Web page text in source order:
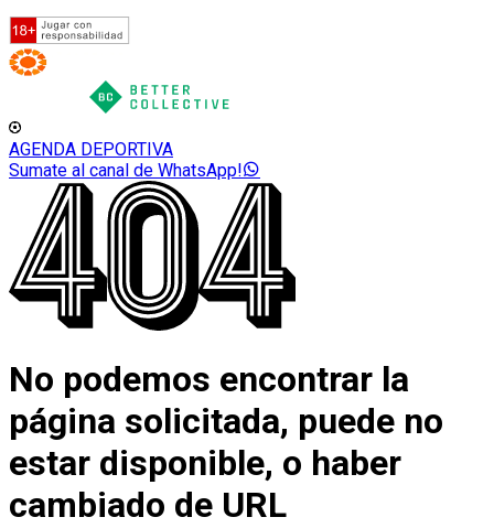
AGENDA DEPORTIVA
Sumate al canal de WhatsApp!
No podemos encontrar la
página solicitada, puede no
estar disponible, o haber
cambiado de URL